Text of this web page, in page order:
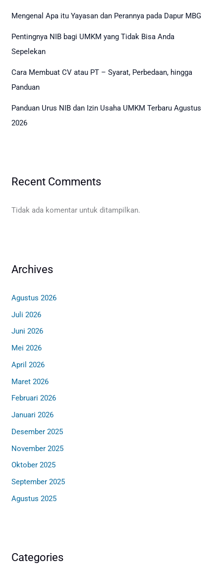
Mengenal Apa itu Yayasan dan Perannya pada Dapur MBG
Pentingnya NIB bagi UMKM yang Tidak Bisa Anda
Sepelekan
Cara Membuat CV atau PT – Syarat, Perbedaan, hingga
Panduan
Panduan Urus NIB dan Izin Usaha UMKM Terbaru Agustus
2026
Recent Comments
Tidak ada komentar untuk ditampilkan.
Archives
Agustus 2026
Juli 2026
Juni 2026
Mei 2026
April 2026
Maret 2026
Februari 2026
Januari 2026
Desember 2025
November 2025
Oktober 2025
September 2025
Agustus 2025
Categories